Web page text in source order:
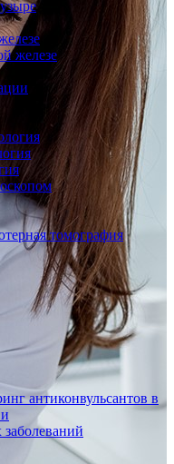
железе
томография
антиконвульсантов в